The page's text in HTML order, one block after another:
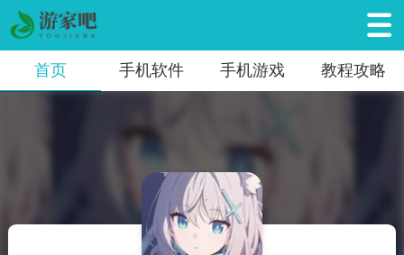
首页 手机软件 手机游戏 教程攻略